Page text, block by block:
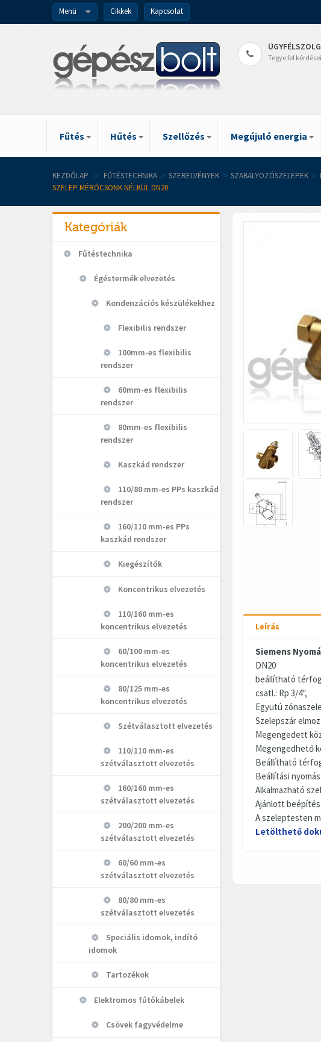
Menü Cikkek Kapcsolat
Tegye fel
Fűtés Hűtés Szellőzés Megújuló energia
KEZDŐLAP > FŰTÉSTECHNIKA > SZERELVÉNYEK > SZABALYOZÓSZELEPEK >
SZELEP MÉRŐCSONK NÉLKÜL DN20
Kategóriák
Fűtéstechnika
Égéstermék elvezetés
Kondenzációs készülékekhez
Flexibilis rendszer
100mm-es flexibilis
rendszer
60mm-es flexibilis
rendszer
80mm-es flexibilis
rendszer
Kaszkád rendszer
110/80 mm-es PPs kaszkád
rendszer
160/110 mm-es PPs
kaszkád rendszer
Kiegészítők
Koncentrikus elvezetés
110/160 mm-es
koncentrikus elvezetés
60/100 mm-es
koncentrikus elvezetés
80/125 mm-es
koncentrikus elvezetés
Szétválasztott elvezetés
110/110 mm-es
szétválasztott elvezetés
160/160 mm-es
szétválasztott elvezetés
200/200 mm-es
szétválasztott elvezetés
60/60 mm-es
szétválasztott elvezetés
80/80 mm-es
szétválasztott elvezetés
Speciális idomok, indító
idomok
Tartozékok
Elektromos fűtőkábelek
Csövek fagyvédelme
Leírás
Siemens
DN20
beállítható
csatl.: Rp 3/4",
Egyutú
Szelepszár
Megengedett
Megengedhető
Beállítható
Beállítási
Alkalmazható
Ajánlott
A szeleptesten
Letölthető